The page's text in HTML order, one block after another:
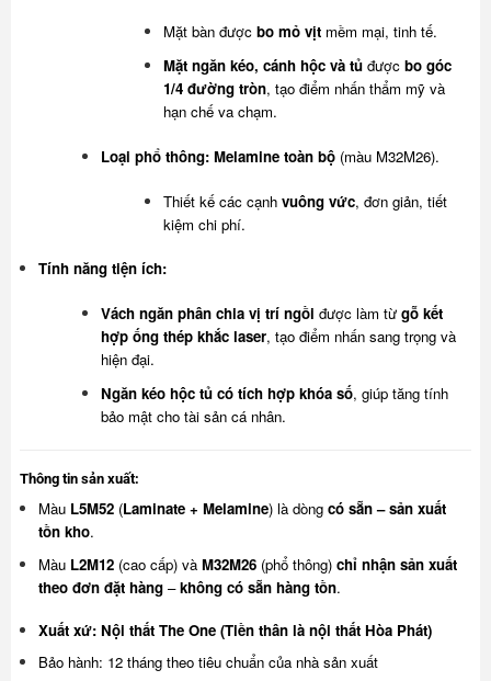
Mặt bàn được bo mỏ vịt mềm mại, tinh tế.
Mặt ngăn kéo, cánh hộc và tủ được bo góc
1/4 đường tròn, tạo điểm nhấn thẩm mỹ và
hạn chế va chạm.
Loại phổ thông: Melamine toàn bộ(màu M32M26).
Thiết kế các cạnh vuông vức, đơn giản, tiết
kiệm chi phí.
Tính năng tiện ích:
Vách ngăn phân chia vị trí ngồi được làm từ gỗ kết
hợp ống thép khắc laser, tạo điểm nhấn sang trọng và
hiện đại.
Ngăn kéo hộc tủ có tích hợp khóa số, giúp tăng tính
bảo mật cho tài sản cá nhân.
Thông tin sản xuất:
Màu L5M52(Laminate + Melamine) là dòng có sẵn – sản xuất
tồn kho.
Màu L2M12(cao cấp) và M32M26(phổ thông) chỉ nhận sản xuất
theo đơn đặt hàng–không có sẵn hàng tồn.
Xuất xứ: Nội thất The One (Tiền thân là nội thất Hòa Phát)
Bảo hành: 12 tháng theo tiêu chuẩn của nhà sản xuất